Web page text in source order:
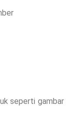
seperti gambar